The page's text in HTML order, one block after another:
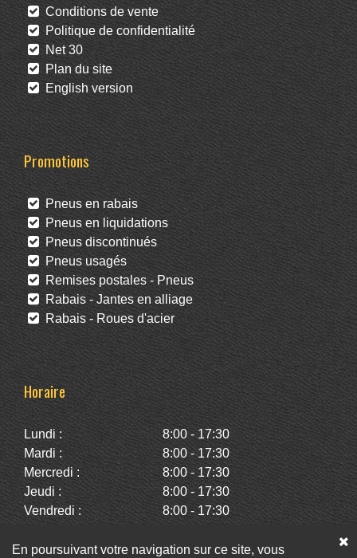
Conditions de vente
Politique de confidentialité
Net 30
Plan du site
English version
Promotions
Pneus en rabais
Pneus en liquidations
Pneus discontinués
Pneus usagés
Remises postales - Pneus
Rabais - Jantes en alliage
Rabais - Roues d'acier
Horaire
Lundi :
8:00 - 17:30
Mardi :
8:00 - 17:30
Mercredi :
8:00 - 17:30
Jeudi :
8:00 - 17:30
Vendredi :
8:00 - 17:30
Dimanche :
Fermé
En poursuivant votre navigation sur ce site, vous